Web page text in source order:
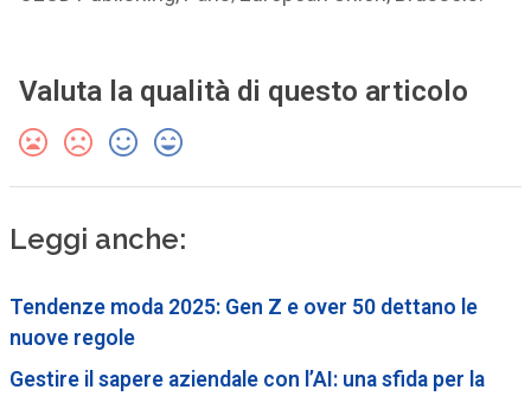
Valuta la qualità di questo articolo
Leggi anche:
Tendenze moda 2025: Gen Z e over 50 dettano le
nuove regole
Gestire il sapere aziendale con l’AI: una sfida per la